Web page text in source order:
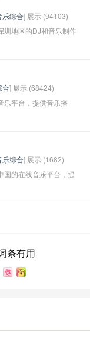
乐综合] 展示 (94103)
圳地区的DJ和音乐制作
新作品，展示他们在
港的夜生活场所和活
地区的独特文化和音
过这个系列让更多人
的DJ舞曲以及他们背
合] 展示 (68424)
乐平台，提供音乐播
务，拥有庞大的音乐
端、手机端和平板端
不同设备上的音乐需
乐也举办各种音乐活动
好者提供更多的音乐
乐综合] 展示 (1682)
国的在线音乐平台，提
户在线收听和下载。
社区，用户可以在社区
致力于为用户带来更
条有用